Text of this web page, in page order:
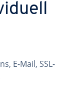
E-Mail, SSL-